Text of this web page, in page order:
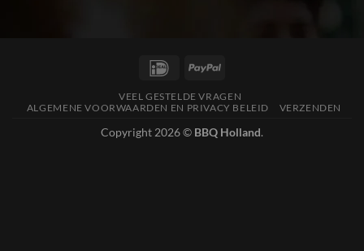
IDeal
VEEL GESTELDE VRAGEN
ALGEMENE VOORWAARDEN EN PRIVACY BELEID
VERZENDEN
Copyright 2026 © BBQ Holland.